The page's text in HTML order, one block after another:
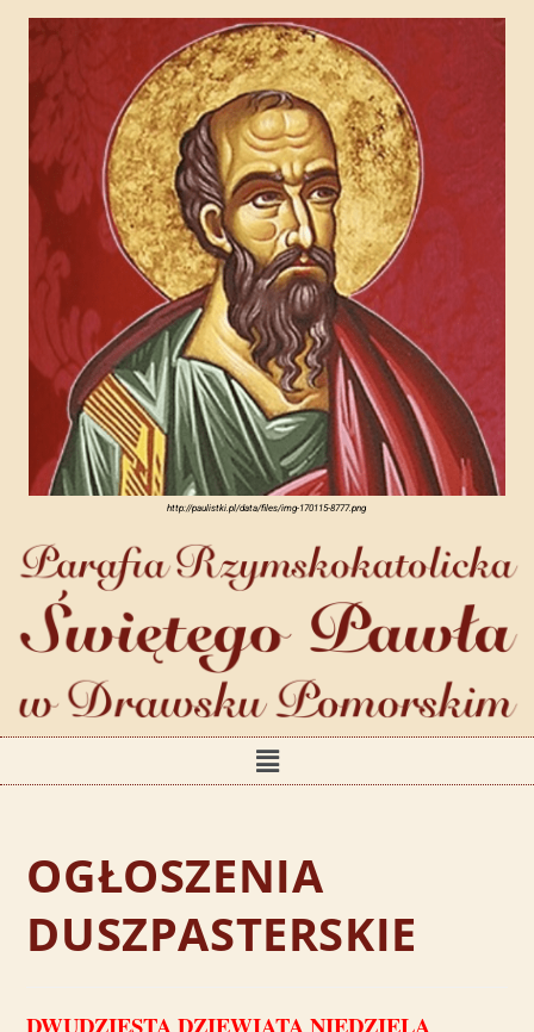
http://paulistki.pl/data/files/img-170115-8777.png
OGŁOSZENIA
DUSZPASTERSKIE
DWUDZIESTA DZIEWIĄTA NIEDZIELA